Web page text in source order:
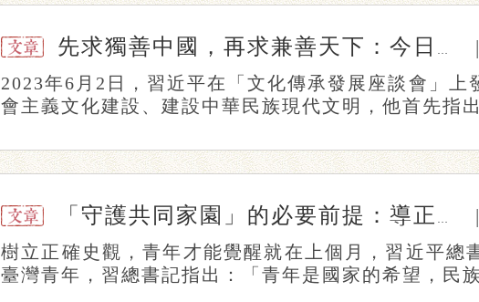
先求獨善中國，再求兼善天下：今日中國的文明自覺 |
2023年6月2日，習近平在「文化傳承發展座談會」上
會主義文化建設、建設中華民族現代文明，他首先指
「守護共同家園」的必要前提：導正臺青國族認同 |
樹立正確史觀，青年才能覺醒就在上個月，習近平總
臺灣青年，習總書記指出：「青年是國家的希望，民